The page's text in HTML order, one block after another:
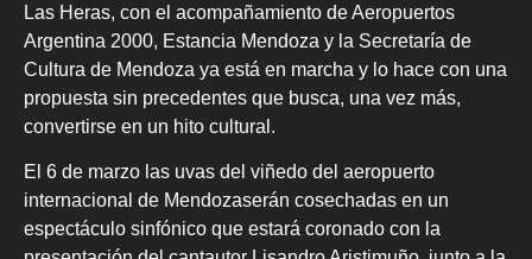
Las Heras, con el acompañamiento de Aeropuertos
Argentina 2000, Estancia Mendoza y la Secretaría de
Cultura de Mendoza ya está en marcha y lo hace con una
propuesta sin precedentes que busca, una vez más,
convertirse en un hito cultural.
El 6 de marzo las uvas del viñedo del aeropuerto
internacional de Mendozaserán cosechadas en un
espectáculo sinfónico que estará coronado con la